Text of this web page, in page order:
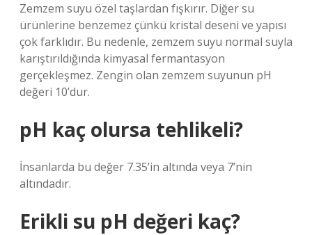
Zemzem suyu özel taşlardan fışkırır. Diğer su
ürünlerine benzemez çünkü kristal deseni ve yapısı
çok farklıdır. Bu nedenle, zemzem suyu normal suyla
karıştırıldığında kimyasal fermantasyon
gerçekleşmez. Zengin olan zemzem suyunun pH
değeri 10’dur.
pH kaç olursa tehlikeli?
İnsanlarda bu değer 7.35’in altında veya 7’nin
altındadır.
Erikli su pH değeri kaç?